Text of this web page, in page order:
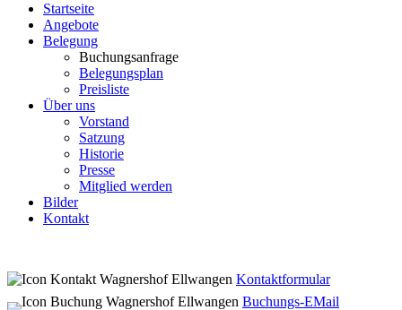
Startseite
Angebote
Belegung
Buchungsanfrage
Belegungsplan
Preisliste
Über uns
Vorstand
Satzung
Historie
Presse
Mitglied werden
Bilder
Kontakt
Kontaktformular
Buchungs-EMail